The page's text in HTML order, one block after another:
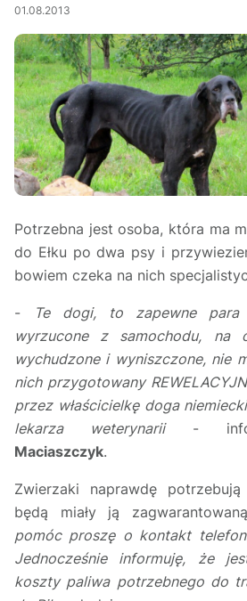
01.08.2013
Potrzebna jest osoba, która ma
do Ełku po dwa psy i
bowiem czeka na nich
-
Te dogi, to zapewne para
wyrzucone z samochodu, na
wychudzone i wyniszczone, nie
nich przygotowany
przez właścicielkę doga
lekarza weterynarii-
Maciaszczyk.
Zwierzaki naprawdę
będą miały ją
pomóc proszę o kontakt
Jednocześnie informuję, że
koszty paliwa potrzebnego do